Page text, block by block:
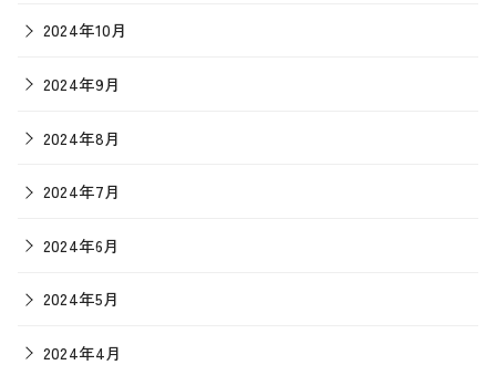
2024年10月
2024年9月
2024年8月
2024年7月
2024年6月
2024年5月
2024年4月